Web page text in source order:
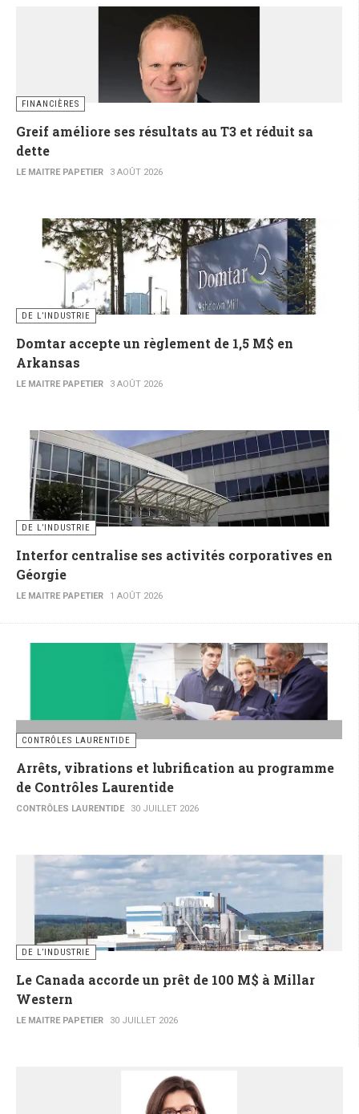
FINANCIÈRES
Greif améliore ses résultats au T3 et réduit sa
dette
LE MAITRE PAPETIER 3 AOÛT 2026
DE L’INDUSTRIE
Domtar accepte un règlement de 1,5 M$ en
Arkansas
LE MAITRE PAPETIER 3 AOÛT 2026
DE L’INDUSTRIE
Interfor centralise ses activités corporatives en
Géorgie
LE MAITRE PAPETIER 1 AOÛT 2026
CONTRÔLES LAURENTIDE
Arrêts, vibrations et lubrification au programme
de Contrôles Laurentide
CONTRÔLES LAURENTIDE 30 JUILLET 2026
DE L’INDUSTRIE
Le Canada accorde un prêt de 100 M$ à Millar
Western
LE MAITRE PAPETIER 30 JUILLET 2026